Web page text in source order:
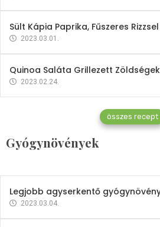
Sült Kápia Paprika, Fűszeres
2023.03.01.
Quinoa Saláta Grillezett
2023.02.24.
összes recept
Gyógynövények
Gyógynövények
Mindent a petrezselyemről
2023.12.21.
Legjobb agyserkentő
2023.03.04.